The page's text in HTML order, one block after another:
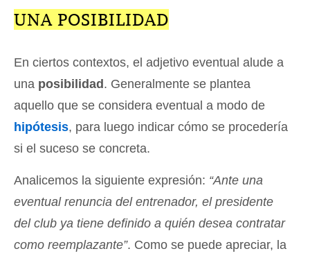
UNA POSIBILIDAD
En ciertos contextos, el adjetivo eventual alude a
una posibilidad. Generalmente se plantea
aquello que se considera eventual a modo de
hipótesis, para luego indicar cómo se procedería
si el suceso se concreta.
Analicemos la siguiente expresión: “Ante una
eventual renuncia del entrenador, el presidente
del club ya tiene definido a quién desea contratar
como reemplazante”. Como se puede apreciar, la